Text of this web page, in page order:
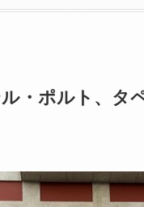
・ポルト、